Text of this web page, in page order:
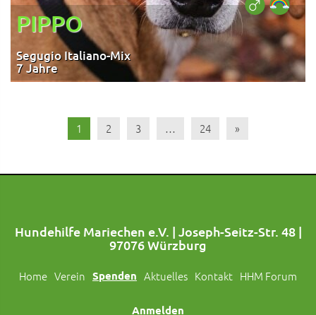
PIPPO
Segugio Italiano-Mix
7 Jahre
1 2 3 … 24 »
Hundehilfe Mariechen e.V. | Joseph-Seitz-Str. 48 |
97076 Würzburg
Home Verein Spenden Aktuelles Kontakt HHM Forum
Anmelden